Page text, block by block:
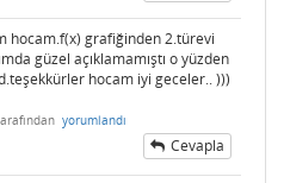
hocam.f(x) grafiğinden 2.türevi
güzel açıklamamıştı o yüzden
hocam iyi geceler.. )))
yorumlandı
Cevapla